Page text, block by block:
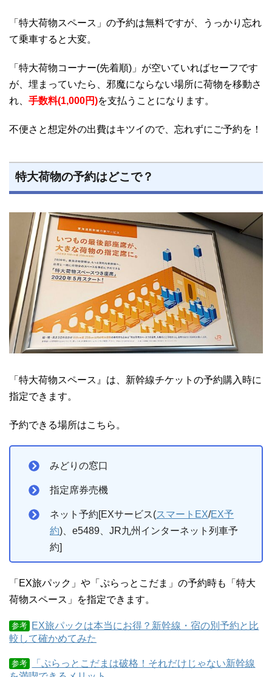
「特大荷物スペース」の予約は無料ですが、うっかり忘れ
て乗車すると大変。
「特大荷物コーナー(先着順)」が空いていればセーフです
が、埋まっていたら、邪魔にならない場所に荷物を移動さ
れ、 手数料(1,000円)を支払うことになります。
不便さと想定外の出費はキツイので、忘れずにご予約を！
特大荷物の予約はどこで？
「特大荷物スペース』は、新幹線チケットの予約購入時に
指定できます。
予約できる場所はこちら。
みどりの窓口
指定席券売機
ネット予約[EXサービス(スマートEX/EX予
約)、e5489、JR九州インターネット列車予
約]
「EX旅パック」や「ぷらっとこだま」の予約時も「特大
荷物スペース」を指定できます。
参考
EX旅パックは本当にお得？新幹線・宿の別予約と比
較して確かめてみた
参考
「ぷらっとこだまは破格！それだけじゃない新幹線